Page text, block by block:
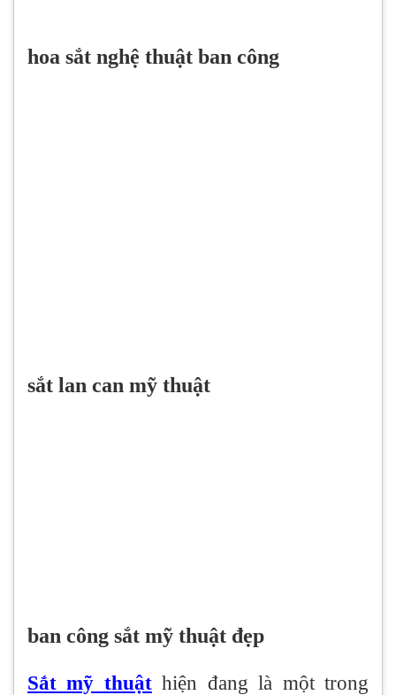
hoa sắt nghệ thuật ban công
sắt lan can mỹ thuật
ban công sắt mỹ thuật đẹp
Sắt mỹ thuậthiện đang là một trong